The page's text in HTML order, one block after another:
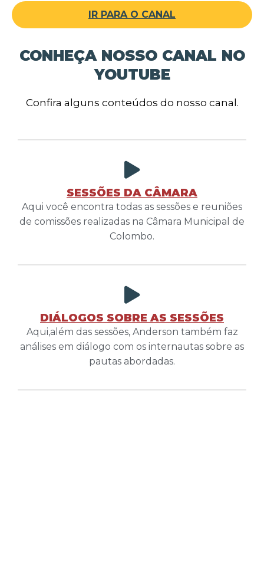
IR PARA O CANAL
CONHEÇA NOSSO CANAL NO
YOUTUBE
Confira alguns conteúdos do nosso canal.
SESSÕES DA CÂMARA
Aqui você encontra todas as sessões e reuniões
de comissões realizadas na Câmara Municipal de
Colombo.
DIÁLOGOS SOBRE AS SESSÕES
Aqui,além das sessões, Anderson também faz
análises em diálogo com os internautas sobre as
pautas abordadas.